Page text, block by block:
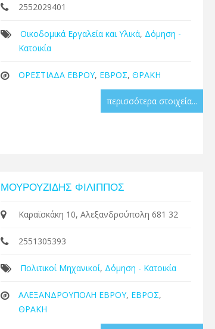
2552029401
Οικοδομικά Εργαλεία και Υλικά, Δόμηση -
Κατοικία
ΟΡΕΣΤΙΑΔΑ ΕΒΡΟΥ, ΕΒΡΟΣ, ΘΡΑΚΗ
περισσότερα στοιχεία...
ΜΟΥΡΟΥΖΙΔΗΣ ΦΙΛΙΠΠΟΣ
Καραϊσκάκη 10, Αλεξανδρούπολη 681 32
2551305393
Πολιτικοί Μηχανικοί, Δόμηση - Κατοικία
ΑΛΕΞΑΝΔΡΟΥΠΟΛΗ ΕΒΡΟΥ, ΕΒΡΟΣ,
ΘΡΑΚΗ